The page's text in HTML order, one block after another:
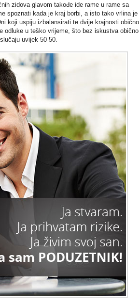
zidova glavom takođe ide rame u rame sa
spoznati kada je kraj borbi, a isto tako vrlina je
koji uspiju izbalansirati te dvije krajnosti obično
odluke u teško vrijeme, što bez iskustva obično
uvijek 50-50.